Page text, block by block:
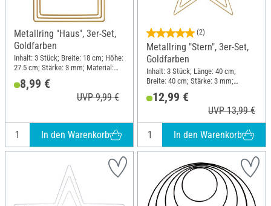
Metallring "Haus", 3er-Set,
Goldfarben
Inhalt: 3 Stück; Breite: 18 cm; Höhe:
27.5 cm; Stärke: 3 mm; Material:
8,99 €
UVP 9,99 €
In den Warenkorb
(2)
Metallring "Stern", 3er-Set,
Goldfarben
Inhalt: 3 Stück; Länge: 40 cm;
Breite: 40 cm; Stärke: 3 mm;
12,99 €
UVP 13,99 €
In den Warenkorb